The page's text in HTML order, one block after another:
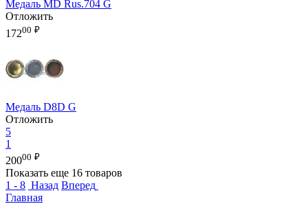
Медаль MD Rus.704 G
Отложить
17200 ₽
Медаль D8D G
Отложить
5
1
20000 ₽
Показать еще 16 товаров
1 - 8 Назад Вперед
Главная